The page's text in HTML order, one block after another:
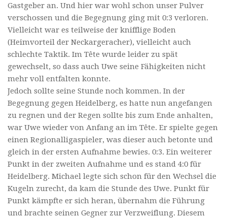
Gastgeber an. Und hier war wohl schon unser Pulver
verschossen und die Begegnung ging mit 0:3 verloren.
Vielleicht war es teilweise der knifflige Boden
(Heimvorteil der Neckargeracher), vielleicht auch
schlechte Taktik. Im Tête wurde leider zu spät
gewechselt, so dass auch Uwe seine Fähigkeiten nicht
mehr voll entfalten konnte.
Jedoch sollte seine Stunde noch kommen. In der
Begegnung gegen Heidelberg, es hatte nun angefangen
zu regnen und der Regen sollte bis zum Ende anhalten,
war Uwe wieder von Anfang an im Tête. Er spielte gegen
einen Regionalligaspieler, was dieser auch betonte und
gleich in der ersten Aufnahme bewies. 0:3. Ein weiterer
Punkt in der zweiten Aufnahme und es stand 4:0 für
Heidelberg. Michael legte sich schon für den Wechsel die
Kugeln zurecht, da kam die Stunde des Uwe. Punkt für
Punkt kämpfte er sich heran, übernahm die Führung
und brachte seinen Gegner zur Verzweiflung. Diesem